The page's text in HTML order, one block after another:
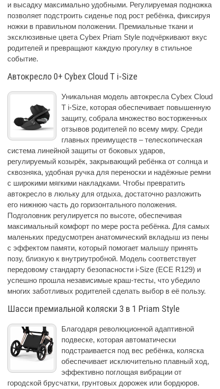
и высадку максимально удобными. Регулируемая подножка
позволяет подстроить сиденье под рост ребёнка, фиксируя
ножки в правильном положении. Премиальные ткани и
эксклюзивные цвета Cybex Priam Style подчёркивают вкус
родителей и превращают каждую прогулку в стильное
событие.
Автокресло 0+ Cybex Cloud T i-Size
Уникальная модель автокресла Cybex Cloud
T i-Size, которая обеспечивает повышенную
защиту, собрала множество восторженных
отзывов родителей по всему миру. Среди
главных преимуществ – телескопическая
система линейной защиты от боковых ударов,
регулируемый козырёк, закрывающий ребёнка от солнца и
сквозняка, удобная ручка для переноски и надёжные ремни
с широкими мягкими накладками. Чтобы превратить
автокресло в люльку для отдыха, достаточно разложить
его нижнюю часть до горизонтального положения.
Подголовник регулируется по высоте, обеспечивая
максимальный комфорт по мере роста ребёнка. Для самых
маленьких предусмотрен анатомический вкладыш из пены
с эффектом памяти, который помогает малышу принять
позу, близкую к внутриутробной. Модель соответствует
передовому стандарту безопасности i-Size (ECE R129) и
успешно прошла независимые краш-тесты, что убедило
многих заботливых родителей сделать выбор в её пользу.
Шасси премиальной коляски 3 в 1 Priam Style
Благодаря революционной адаптивной
подвеске, которая автоматически
подстраивается под вес ребёнка, коляска
обеспечивает исключительно плавный ход,
эффективно поглощая вибрации от
городской брусчатки, грунтовых дорожек или бордюров.